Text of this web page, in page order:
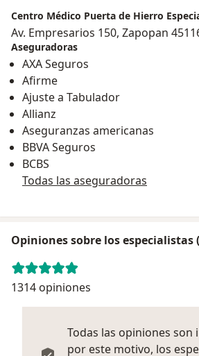
Centro Médico Puerta de Hierro
Av. Empresarios 150, Zapopan
Aseguradoras
AXA Seguros
Afirme
Ajuste a Tabulador
Allianz
Aseguranzas americanas
BBVA Seguros
BCBS
Todas las aseguradoras
Opiniones sobre los especialistas
1314 opiniones
Todas las opiniones son
por este motivo, los